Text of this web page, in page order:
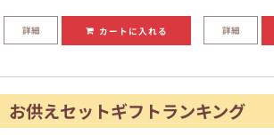
詳細 カートに入れる 詳細
お供えセットギフトランキング